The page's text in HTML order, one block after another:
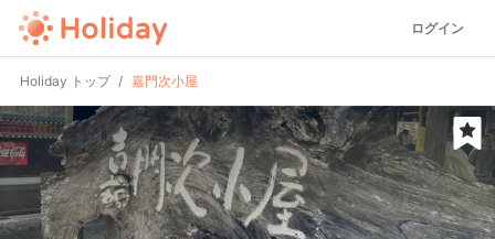
ログイン
Holiday トップ 嘉門次小屋